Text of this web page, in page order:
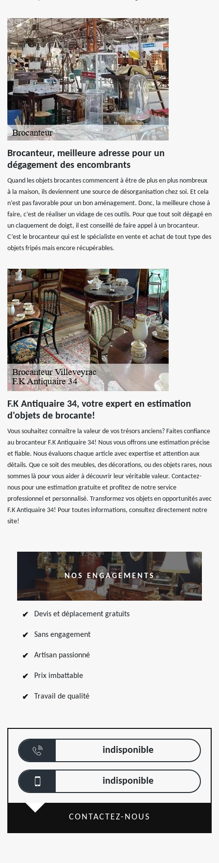
Brocanteur, meilleure adresse pour un
dégagement des encombrants
Quand les objets brocantes commencent à être de plus en plus nombreux
à la maison, ils deviennent une source de désorganisation chez soi. Et cela
n’est pas favorable pour un bon aménagement. Donc, la meilleure chose à
faire, c’est de réaliser un vidage de ces outils. Pour que tout soit dégagé en
un claquement de doigt, il est conseillé de faire appel à un brocanteur.
C’est le brocanteur qui est le spécialiste en vente et achat de tout type des
objets fripés mais encore récupérables.
F.K Antiquaire 34, votre expert en estimation
d'objets de brocante!
Vous souhaitez connaître la valeur de vos trésors anciens? Faites confiance
au brocanteur F.K Antiquaire 34! Nous vous offrons une estimation précise
et fiable. Nous évaluons chaque article avec expertise et attention aux
détails. Que ce soit des meubles, des décorations, ou des objets rares, nous
sommes là pour vous aider à découvrir leur véritable valeur. Contactez-
nous pour une estimation gratuite et profitez de notre service
professionnel et personnalisé. Transformez vos objets en opportunités avec
F.K Antiquaire 34! Pour toutes informations, consultez directement notre
site!
NOS ENGAGEMENTS
Devis et déplacement gratuits
Sans engagement
Artisan passionné
Prix imbattable
Travail de qualité
indisponible
indisponible
CONTACTEZ-NOUS